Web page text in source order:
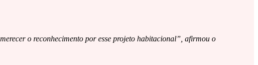
o reconhecimento por esse projeto habitacional”, afirmou o